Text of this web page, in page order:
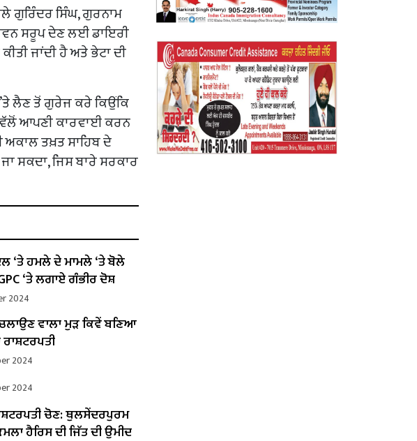
ਗੁਰਿੰਦਰ ਸਿੰਘ, ਗੁਰਨਾਮ
ਸਰੂਪ ਦੇਣ ਲਈ ਡਾਇਰੀ
ਜਾਂਦੀ ਹੈ ਅਤੇ ਭੇਟਾ ਦੀ
’ਤੇ ਲੈਣ ਤੋਂ ਗੁਰੇਜ ਕਰੇ ਕਿਉਂਕਿ
ਵੱਲੋਂ ਆਪਣੀ ਕਾਰਵਾਈ ਕਰਨ
ਅਕਾਲ ਤਖ਼ਤ ਸਾਹਿਬ ਦੇ
ਸਕਦਾ, ਜਿਸ ਬਾਰੇ ਸਰਕਾਰ
‘ਤੇ ਹਮਲੇ ਦੇ ਮਾਮਲੇ ‘ਤੇ ਬੋਲੇ
‘ਤੇ ਲਗਾਏ ਗੰਭੀਰ ਦੋਸ਼
2024
ਵਾਲਾ ਮੁੜ ਕਿਵੇਂ ਬਣਿਆ
2024
2024
ਚੋਣ: ਥੁਲਸੇਂਦਰਪੁਰਮ
ਹੈਰਿਸ ਦੀ ਜਿੱਤ ਦੀ ਉਮੀਦ